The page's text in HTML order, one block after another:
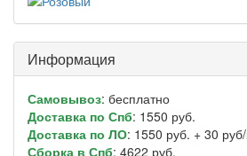
Информация
Самовывоз: бесплатно
Доставка по Спб: 1550 руб.
Доставка по ЛО: 1550 руб. + 30
Сборка в Спб: 4622 руб.